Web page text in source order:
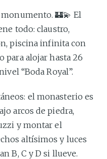
monumento. 🏰💫 El
todo: claustro,
piscina infinita con
para alojar hasta 26
“Boda Royal”.
el monasterio es
arcos de piedra,
y montar el
altísimos y luces
B, C y D si llueve.